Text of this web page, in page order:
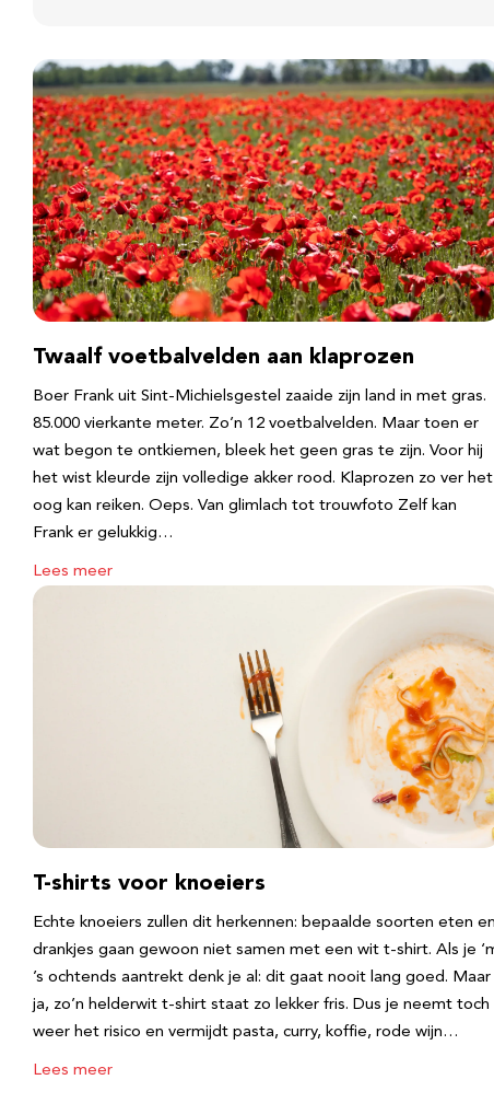
Twaalf voetbalvelden aan klaprozen
Boer Frank uit Sint-Michielsgestel zaaide zijn land in met gras.
85.000 vierkante meter. Zo’n 12 voetbalvelden. Maar toen er
wat begon te ontkiemen, bleek het geen gras te zijn. Voor hij
het wist kleurde zijn volledige akker rood. Klaprozen zo ver het
oog kan reiken. Oeps. Van glimlach tot trouwfoto Zelf kan
Frank er gelukkig…
Lees meer
T-shirts voor knoeiers
Echte knoeiers zullen dit herkennen: bepaalde soorten eten en
drankjes gaan gewoon niet samen met een wit t-shirt. Als je
’s ochtends aantrekt denk je al: dit gaat nooit lang goed. Maar
ja, zo’n helderwit t-shirt staat zo lekker fris. Dus je neemt toch
weer het risico en vermijdt pasta, curry, koffie, rode wijn…
Lees meer